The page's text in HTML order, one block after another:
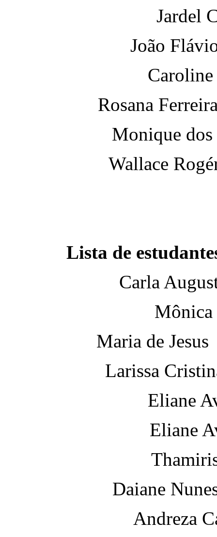
Jardel
João
Caroline
Rosana
Monique dos
Wallace
Lista de
Carla
Mônica
Maria de
Larissa
Eliane
Eliane
Daiane
Andreza